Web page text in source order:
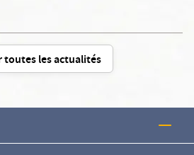
toutes les actualités